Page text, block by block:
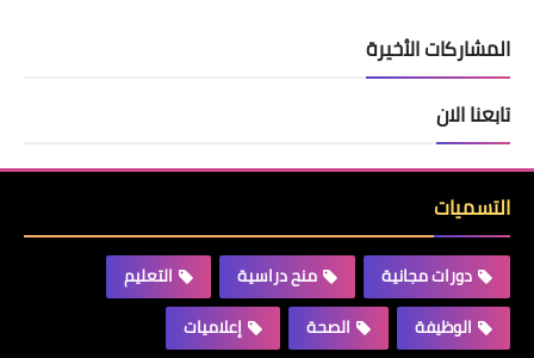
المشاركات الأخيرة
تابعنا الان
التسميات
دورات مجانية منح دراسية
التعليم
الوظيفة
الصحة إعلاميات